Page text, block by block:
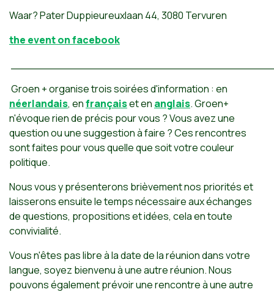
Waar? Pater Duppieureuxlaan 44, 3080 Tervuren
the event on facebook
Groen + organise trois soirées d'information : en
néerlandais, enfrançaiset en anglais. Groen+
n'évoque rien de précis pour vous ? Vous avez une
question ou une suggestion à faire ? Ces rencontres
sont faites pour vous quelle que soit votre couleur
politique.
Nous vous y présenterons brièvement nos priorités et
laisserons ensuite le temps nécessaire aux échanges
de questions, propositions et idées, cela en toute
convivialité.
Vous n'êtes pas libre à la date de la réunion dans votre
langue, soyez bienvenu à une autre réunion. Nous
pouvons également prévoir une rencontre à une autre